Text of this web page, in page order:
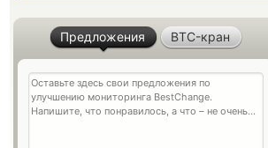
Предложения BTC-кран